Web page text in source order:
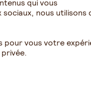
devant la
de glissement
5
qui vous
nous utilisons
pour vous votre